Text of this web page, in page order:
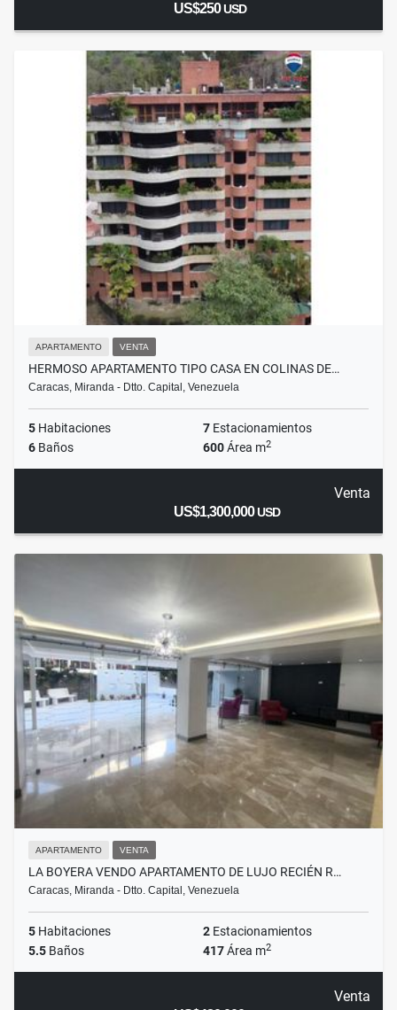
US$250USD
APARTAMENTO VENTA
HERMOSO APARTAMENTO TIPO CASA EN COLINAS DE…
Caracas, Miranda - Dtto. Capital, Venezuela
5 Habitaciones 7 Estacionamientos
6 Baños 600Área m2
Venta
US$1,300,000USD
APARTAMENTO VENTA
LA BOYERA VENDO APARTAMENTO DE LUJO RECIÉN R…
Caracas, Miranda - Dtto. Capital, Venezuela
5 Habitaciones 2 Estacionamientos
5.5 Baños 417Área m2
Venta